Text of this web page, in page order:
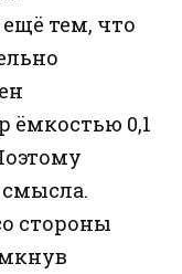
тем, что
ёмкостью 0,1
стороны